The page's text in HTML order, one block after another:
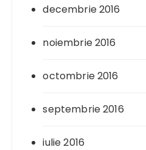
decembrie 2016
noiembrie 2016
octombrie 2016
septembrie 2016
iulie 2016